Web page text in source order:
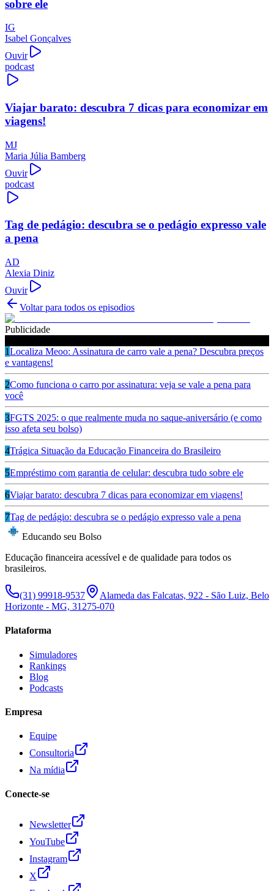
sobre ele
IG
Isabel Gonçalves
Ouvir
podcast
Viajar barato: descubra 7 dicas para economizar em
viagens!
MJ
Maria Júlia Bamberg
Ouvir
podcast
Tag de pedágio: descubra se o pedágio expresso vale
a pena
AD
Alexia Diniz
Ouvir
Voltar para todos os episodios
Publicidade
1Localiza Meoo: Assinatura de carro vale a pena? Descubra preços
e vantagens!
2Como funciona o carro por assinatura: veja se vale a pena para
você
3FGTS 2025: o que realmente muda no saque-aniversário (e como
isso afeta seu bolso)
4Trágica Situação da Educação Financeira do Brasileiro
5Empréstimo com garantia de celular: descubra tudo sobre ele
6Viajar barato: descubra 7 dicas para economizar em viagens!
7Tag de pedágio: descubra se o pedágio expresso vale a pena
Educando seu Bolso
Educação financeira acessível e de qualidade para todos os
brasileiros.
(31) 99918-9537
Alameda das Falcatas, 922 - São Luiz, Belo
Horizonte - MG, 31275-070
Plataforma
Simuladores
Rankings
Blog
Podcasts
Empresa
Equipe
Consultoria
Na mídia
Conecte-se
Newsletter
YouTube
Instagram
X